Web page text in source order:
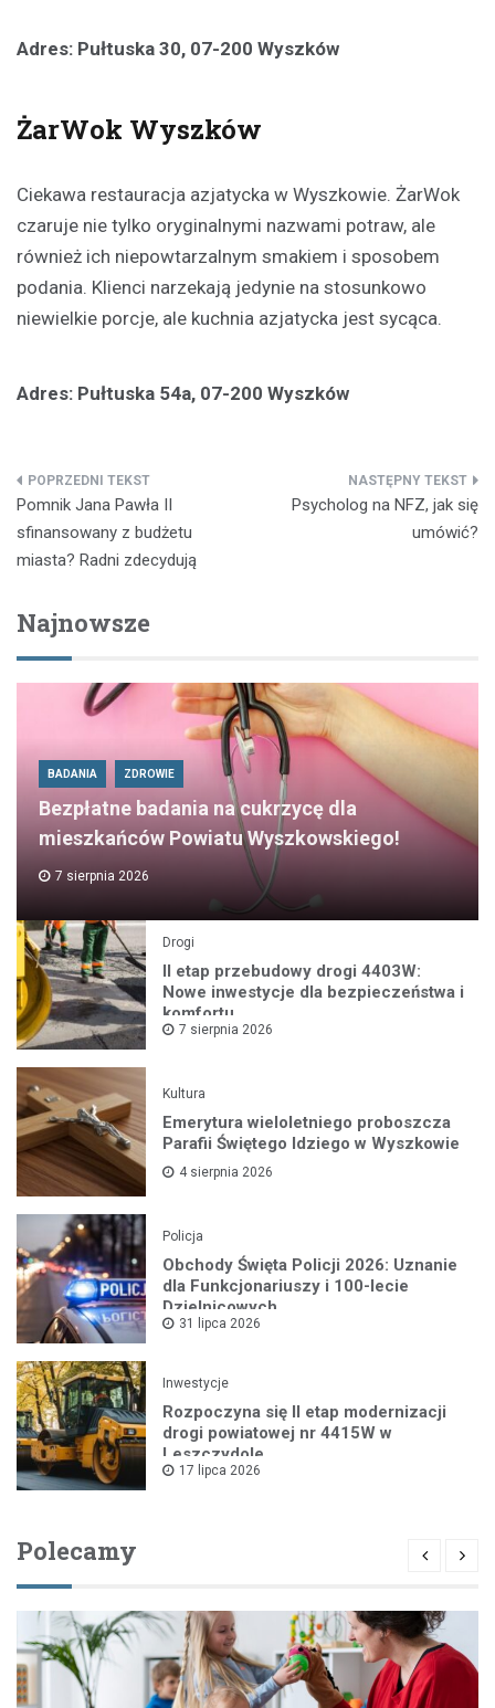
Adres: Pułtuska 30, 07-200 Wyszków
ŻarWok Wyszków
Ciekawa restauracja azjatycka w Wyszkowie. ŻarWok
czaruje nie tylko oryginalnymi nazwami potraw, ale
również ich niepowtarzalnym smakiem i sposobem
podania. Klienci narzekają jedynie na stosunkowo
niewielkie porcje, ale kuchnia azjatycka jest sycąca.
Adres: Pułtuska 54a, 07-200 Wyszków
Nawigacja
wpisu
Pomnik Jana Pawła II
sfinansowany z budżetu
miasta? Radni zdecydują
Psycholog na NFZ, jak się
umówić?
Najnowsze
BADANIA ZDROWIE
Bezpłatne badania na cukrzycę dla
mieszkańców Powiatu Wyszkowskiego!
7 sierpnia 2026
Drogi
II etap przebudowy drogi 4403W:
Nowe inwestycje dla bezpieczeństwa i
komfortu
7 sierpnia 2026
Kultura
Emerytura wieloletniego proboszcza
Parafii Świętego Idziego w Wyszkowie
4 sierpnia 2026
Policja
Obchody Święta Policji 2026: Uznanie
dla Funkcjonariuszy i 100-lecie
Dzielnicowych
31 lipca 2026
Inwestycje
Rozpoczyna się II etap modernizacji
drogi powiatowej nr 4415W w
Leszczydole
17 lipca 2026
Polecamy